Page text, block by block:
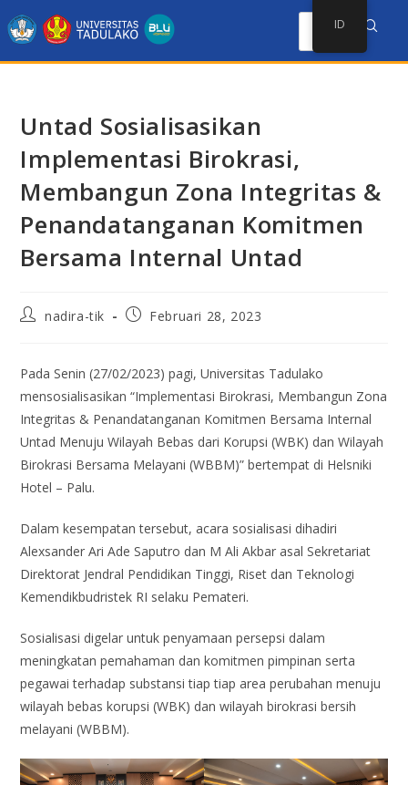
Untad Sosialisasikan
Implementasi Birokrasi,
Membangun Zona Integritas &
Penandatanganan Komitmen
Bersama Internal Untad
nadira-tik Februari 28, 2023
Pada Senin (27/02/2023) pagi, Universitas Tadulako
mensosialisasikan “Implementasi Birokrasi, Membangun Zona
Integritas & Penandatanganan Komitmen Bersama Internal
Untad Menuju Wilayah Bebas dari Korupsi (WBK) dan Wilayah
Birokrasi Bersama Melayani (WBBM)” bertempat di Helsniki
Hotel – Palu.
Dalam kesempatan tersebut, acara sosialisasi dihadiri
Alexsander Ari Ade Saputro dan M Ali Akbar asal Sekretariat
Direktorat Jendral Pendidikan Tinggi, Riset dan Teknologi
Kemendikbudristek RI selaku Pemateri.
Sosialisasi digelar untuk penyamaan persepsi dalam
meningkatan pemahaman dan komitmen pimpinan serta
pegawai terhadap substansi tiap tiap area perubahan menuju
wilayah bebas korupsi (WBK) dan wilayah birokrasi bersih
melayani (WBBM).
ID